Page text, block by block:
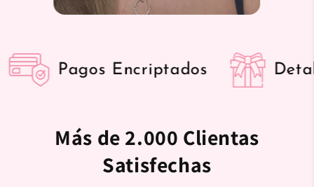
Encriptados Detalle
Más de 2.000 Clientas
Satisfechas